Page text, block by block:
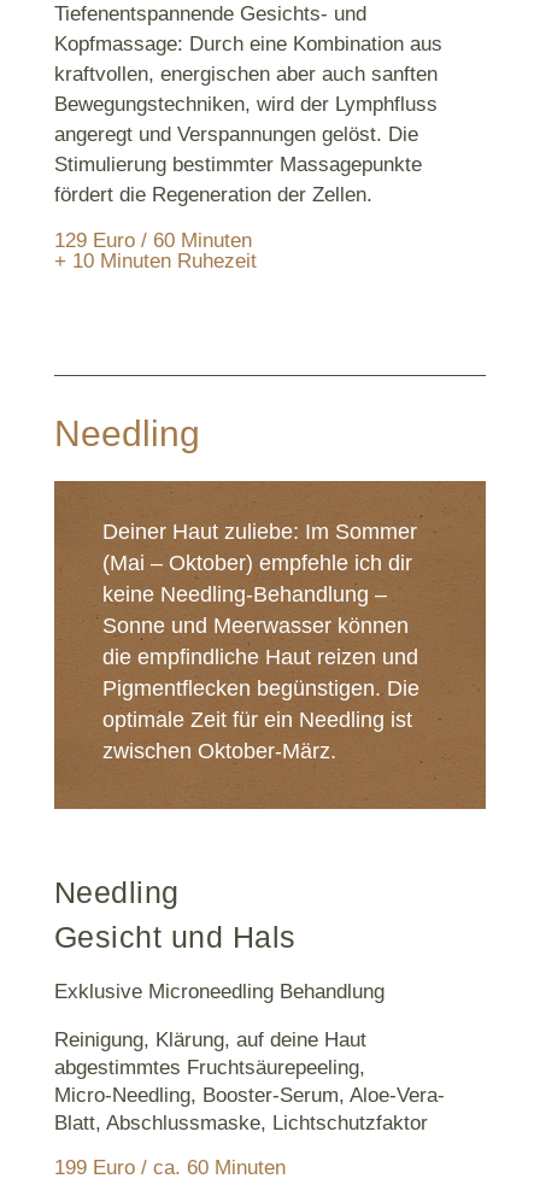
Tiefenentspannende Gesichts- und
Kopfmassage: Durch eine Kombination aus
kraftvollen, energischen aber auch sanften
Bewegungstechniken, wird der Lymphfluss
angeregt und Verspannungen gelöst. Die
Stimulierung bestimmter Massagepunkte
fördert die Regeneration der Zellen.
129 Euro / 60 Minuten
+ 10 Minuten Ruhezeit
Needling
Deiner Haut zuliebe: Im Sommer
(Mai – Oktober) empfehle ich dir
keine Needling-Behandlung –
Sonne und Meerwasser können
die empfindliche Haut reizen und
Pigmentflecken begünstigen. Die
optimale Zeit für ein Needling ist
zwischen Oktober-März.
Needling
Gesicht und Hals
Exklusive Microneedling Behandlung
Reinigung, Klärung, auf deine Haut
abgestimmtes Fruchtsäurepeeling,
Micro-Needling, Booster-Serum, Aloe-Vera-
Blatt, Abschlussmaske, Lichtschutzfaktor
199 Euro / ca. 60 Minuten